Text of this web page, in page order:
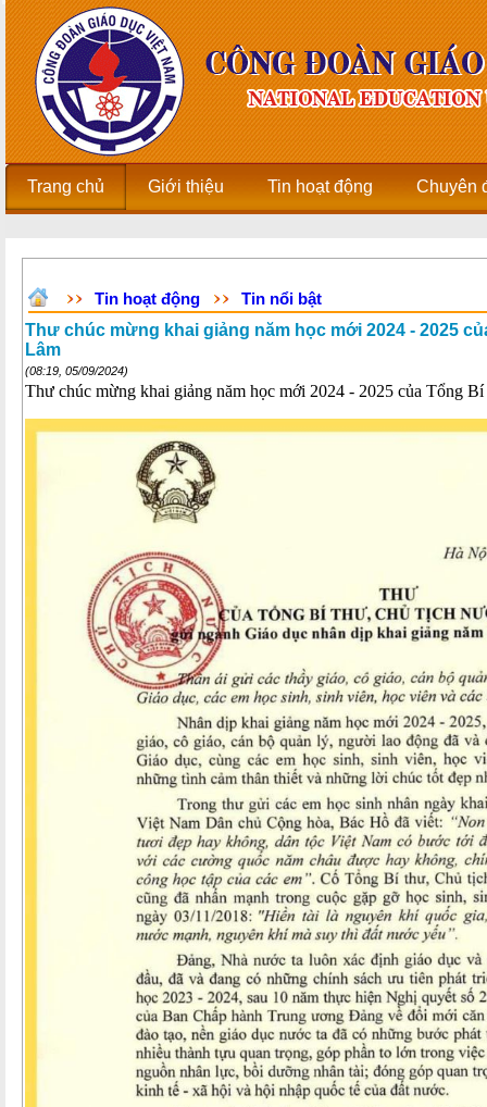
Trang chủ Giới thiệu Tin hoạt động Chuyên
Tin hoạt động
Tin nổi bật
Thư chúc mừng khai giảng năm học mới 2024 - 2025
Lâm
(08:19, 05/09/2024)
Thư chúc mừng khai giảng năm học mới 2024 - 2025 của Tổng